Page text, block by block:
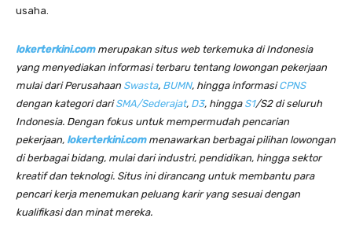
usaha.
lokerterkini.com merupakan situs web terkemuka di Indonesia
yang menyediakan informasi terbaru tentang lowongan pekerjaan
mulai dari Perusahaan Swasta, BUMN, hingga informasiCPNS
dengan kategori dariSMA/Sederajat, D3, hingga S1/S2 di seluruh
Indonesia. Dengan fokus untuk mempermudah pencarian
pekerjaan, lokerterkini.commenawarkan berbagai pilihan lowongan
di berbagai bidang, mulai dari industri, pendidikan, hingga sektor
kreatif dan teknologi. Situs ini dirancang untuk membantu para
pencari kerja menemukan peluang karir yang sesuai dengan
kualifikasi dan minat mereka.